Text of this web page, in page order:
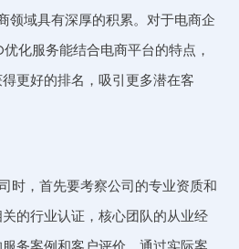
领域具有深厚的积累。对于电商企
化服务能结合电商平台的特点，
更好的排名，吸引更多潜在客
时，首先要考察公司的专业资质和
的行业认证，核心团队的从业经